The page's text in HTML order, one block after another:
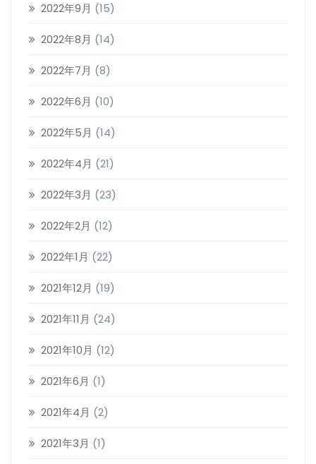
2022年9月 (15)
2022年8月 (14)
2022年7月 (8)
2022年6月 (10)
2022年5月 (14)
2022年4月 (21)
2022年3月 (23)
2022年2月 (12)
2022年1月 (22)
2021年12月 (19)
2021年11月 (24)
2021年10月 (12)
2021年6月 (1)
2021年4月 (2)
2021年3月 (1)